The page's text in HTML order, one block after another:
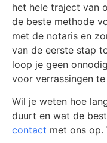
het hele traject van
de beste methode
met de notaris en
van de eerste stap
loop je geen
voor verrassingen te
Wil je weten hoe
duurt en wat de
contact met ons op.